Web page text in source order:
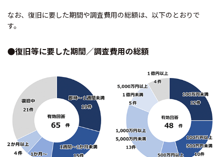
なお、復旧に要した期間や調査費用の総額は、以下のとおりで
す。
●復旧等に要した期間／調査費用の総額